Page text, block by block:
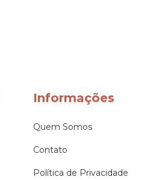
Informações
Quem Somos
Contato
Política de Privacidade